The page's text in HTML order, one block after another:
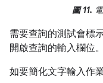
圖 11.
需要查詢的測試會標
開啟查詢的輸入欄位
如要簡化文字輸入作